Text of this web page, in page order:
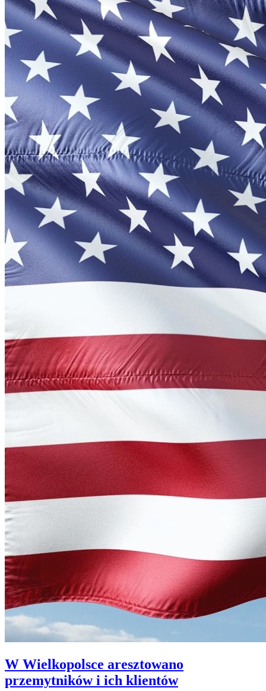
W Wielkopolsce aresztowano
przemytników i ich klientów